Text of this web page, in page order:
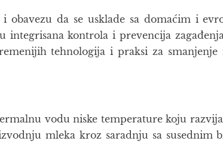
obavezu da se usklade sa domaćim i
integrisana kontrola i prevencija
tehnologija i praksi za
vodu niske temperature koju razvija
mleka kroz saradnju sa susednim